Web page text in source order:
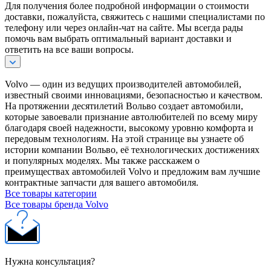
Для получения более подробной информации о стоимости
доставки, пожалуйста, свяжитесь с нашими специалистами по
телефону или через онлайн-чат на сайте. Мы всегда рады
помочь вам выбрать оптимальный вариант доставки и
ответить на все ваши вопросы.
Volvo — один из ведущих производителей автомобилей,
известный своими инновациями, безопасностью и качеством.
На протяжении десятилетий Вольво создает автомобили,
которые завоевали признание автолюбителей по всему миру
благодаря своей надежности, высокому уровню комфорта и
передовым технологиям. На этой странице вы узнаете об
истории компании Вольво, её технологических достижениях
и популярных моделях. Мы также расскажем о
преимуществах автомобилей Volvo и предложим вам лучшие
контрактные запчасти для вашего автомобиля.
Все товары категории
Все товары бренда Volvo
Нужна консультация?